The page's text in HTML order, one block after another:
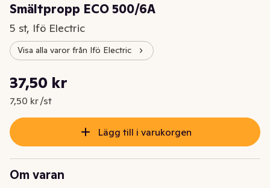
Smältpropp ECO 500/6A
5 st, Ifö Electric
Visa alla varor från Ifö Electric
Nuvarande pris är: 37,50 kr
37,50 kr
7,50 kr /st
Styckpris: 7,50 kr /st
Lägg till i varukorgen
Om varan